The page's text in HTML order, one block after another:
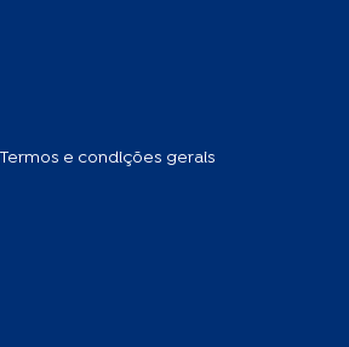
Termos e condições gerais